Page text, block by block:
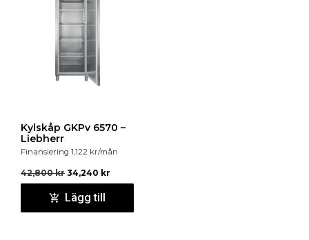
Kylskåp GKPv 6570 –
Liebherr
Finansiering 1,122 kr/mån
42,800kr 34,240 kr
Lägg till